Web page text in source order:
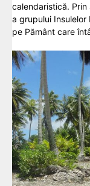
calendaristică.
a grupului
pe Pământ care